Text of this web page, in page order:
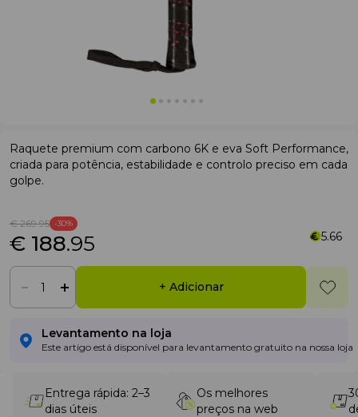
Raquete premium com carbono 6K e eva Soft Performance,
criada para potência, estabilidade e controlo preciso em cada
golpe.
€ 269.95 -30%
€ 188.95 5.66
+ Adicionar
Levantamento na loja
Este artigo está disponível para levantamento gratuito na nossa loja
Entrega rápida: 2–3
dias úteis
Os melhores
preços na web